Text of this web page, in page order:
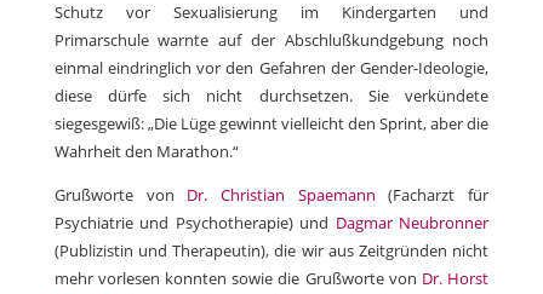
Schutz vor Sexualisierung im Kindergarten und
Primarschule warnte auf der Abschlußkundgebung noch
einmal eindringlich vor den Gefahren der Gender-Ideologie,
diese dürfe sich nicht durchsetzen. Sie verkündete
siegesgewiß: „Die Lüge gewinnt vielleicht den Sprint, aber die
Wahrheit den Marathon.“
Grußworte von Dr. Christian Spaemann (Facharzt für
Psychiatrie und Psychotherapie) und Dagmar Neubronner
(Publizistin und Therapeutin), die wir aus Zeitgründen nicht
mehr vorlesen konnten sowie die Grußworte von Dr. Horst